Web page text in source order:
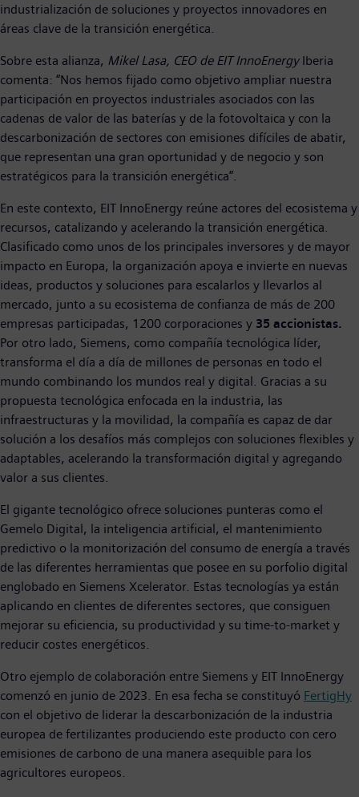
industrialización de soluciones y proyectos innovadores en
áreas clave de la transición energética.
Sobre esta alianza, Mikel Lasa, CEO de EIT InnoEnergyIberia
comenta: “Nos hemos fijado como objetivo ampliar nuestra
participación en proyectos industriales asociados con las
cadenas de valor de las baterías y de la fotovoltaica y con la
descarbonización de sectores con emisiones difíciles de abatir,
que representan una gran oportunidad y de negocio y son
estratégicos para la transición energética”.
En este contexto, EIT InnoEnergy reúne actores del ecosistema y
recursos, catalizando y acelerando la transición energética.
Clasificado como unos de los principales inversores y de mayor
impacto en Europa, la organización apoya e invierte en nuevas
ideas, productos y soluciones para escalarlos y llevarlos al
mercado, junto a su ecosistema de confianza de más de 200
empresas participadas, 1200 corporaciones y 35 accionistas.
Por otro lado, Siemens, como compañía tecnológica líder,
transforma el día a día de millones de personas en todo el
mundo combinando los mundos real y digital. Gracias a su
propuesta tecnológica enfocada en la industria, las
infraestructuras y la movilidad, la compañía es capaz de dar
solución a los desafíos más complejos con soluciones flexibles y
adaptables, acelerando la transformación digital y agregando
valor a sus clientes.
El gigante tecnológico ofrece soluciones punteras como el
Gemelo Digital, la inteligencia artificial, el mantenimiento
predictivo o la monitorización del consumo de energía a través
de las diferentes herramientas que posee en su porfolio digital
englobado en Siemens Xcelerator. Estas tecnologías ya están
aplicando en clientes de diferentes sectores, que consiguen
mejorar su eficiencia, su productividad y su time-to-market y
reducir costes energéticos.
Otro ejemplo de colaboración entre Siemens y EIT InnoEnergy
comenzó en junio de 2023. En esa fecha se constituyó FertigHy
con el objetivo de liderar la descarbonización de la industria
europea de fertilizantes produciendo este producto con cero
emisiones de carbono de una manera asequible para los
agricultores europeos.